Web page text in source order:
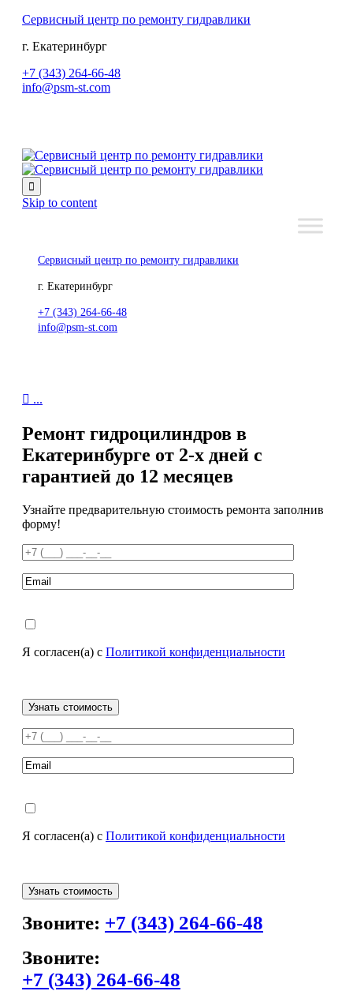
Сервисный центр по ремонту гидравлики
г. Екатеринбург
+7 (343) 264-66-48
info@psm-st.com

Skip to content
Сервисный центр по ремонту гидравлики
г. Екатеринбург
+7 (343) 264-66-48
info@psm-st.com
 ...
Ремонт гидроцилиндров в
Екатеринбурге от 2-х дней с
гарантией до 12 месяцев
Узнайте предварительную стоимость ремонта заполнив
форму!
Я согласен(а) с Политикой конфиденциальности
Я согласен(а) с Политикой конфиденциальности
Звоните: +7 (343) 264-66-48
Звоните:
+7 (343) 264-66-48